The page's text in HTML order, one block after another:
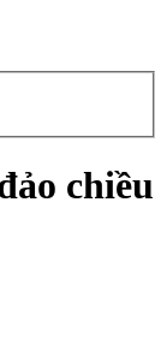
chiều